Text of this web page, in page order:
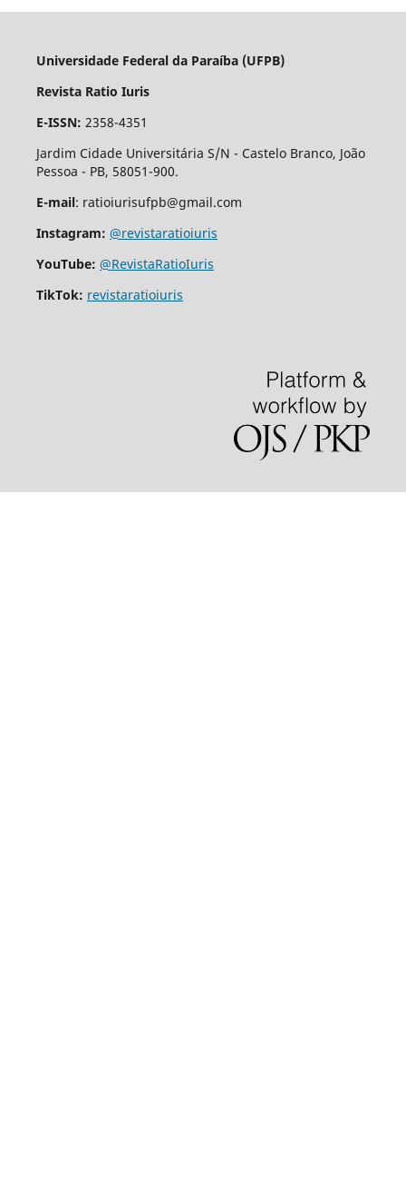
Universidade Federal da Paraíba (UFPB)
Revista Ratio Iuris
E-ISSN: 2358-4351
Jardim Cidade Universitária S/N - Castelo Branco, João
Pessoa - PB, 58051-900.
E-mail: ratioiurisufpb@gmail.com
Instagram: @revistaratioiuris
YouTube: @RevistaRatioIuris
TikTok: revistaratioiuris